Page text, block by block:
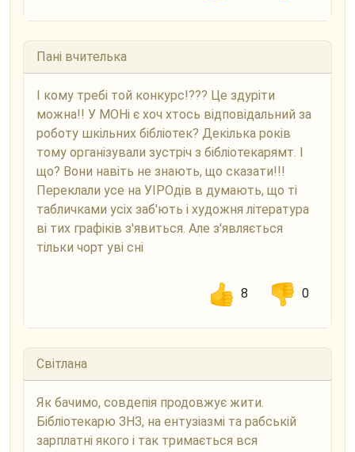
Пані вчителька
І кому требі той конкурс!??? Це здуріти
можна!! У МОНі є хоч хтось відповідальний за
роботу шкільних бібліотек? Декілька років
тому організували зустріч з бібліотекарямт. І
що? Вони навіть не знають, що сказати!!!
Переклали усе на УІРОдів в думають, що ті
табличками усіх заб'ють і художня література
ві тих графіків з'явиться. Але з'являється
тільки чорт уві сні
8 0
Світлана
Як бачимо, совдепія продовжує жити.
Бібліотекарю ЗНЗ, на ентузіазмі та рабській
зарплатні якого і так тримається вся